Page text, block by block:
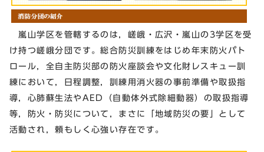
嵐山学区を管轄するのは，嵯峨・広沢・嵐山の3学区を受
け持つ嵯峨分団です。総合防災訓練をはじめ年末防火パト
ロール，全自主防災部の防火座談会や文化財レスキュー訓
練において，日程調整，訓練用消火器の事前準備や取扱指
導，心肺蘇生法やAED（自動体外式除細動器）の取扱指導
等，防火・防災について，まさに「地域防災の要」として
活動され，頼もしく心強い存在です。